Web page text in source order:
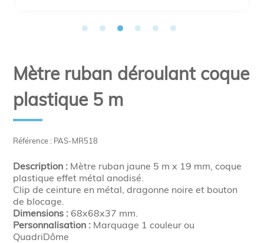
Référence : PAS-MR518
Mètre ruban déroulant coque
plastique 5 m
Description : Mètre ruban jaune 5 m x 19 mm, coque
plastique effet métal anodisé.
Clip de ceinture en métal, dragonne noire et bouton
de blocage.
Dimensions : 68x68x37 mm.
Personnalisation : Marquage 1 couleur ou
QuadriDôme